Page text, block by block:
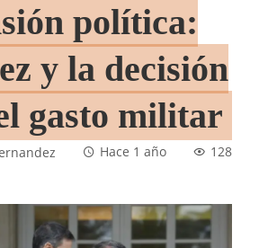
política:
y la decisión
gasto militar
Hace 1 año 128